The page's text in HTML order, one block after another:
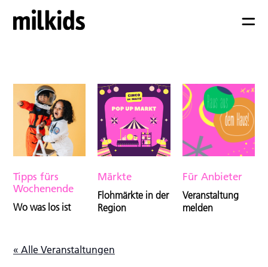
Tipps fürs
Wochenende
Wo was los ist
Märkte
Flohmärkte in der
Region
Für Anbieter
Veranstaltung
melden
« Alle Veranstaltungen